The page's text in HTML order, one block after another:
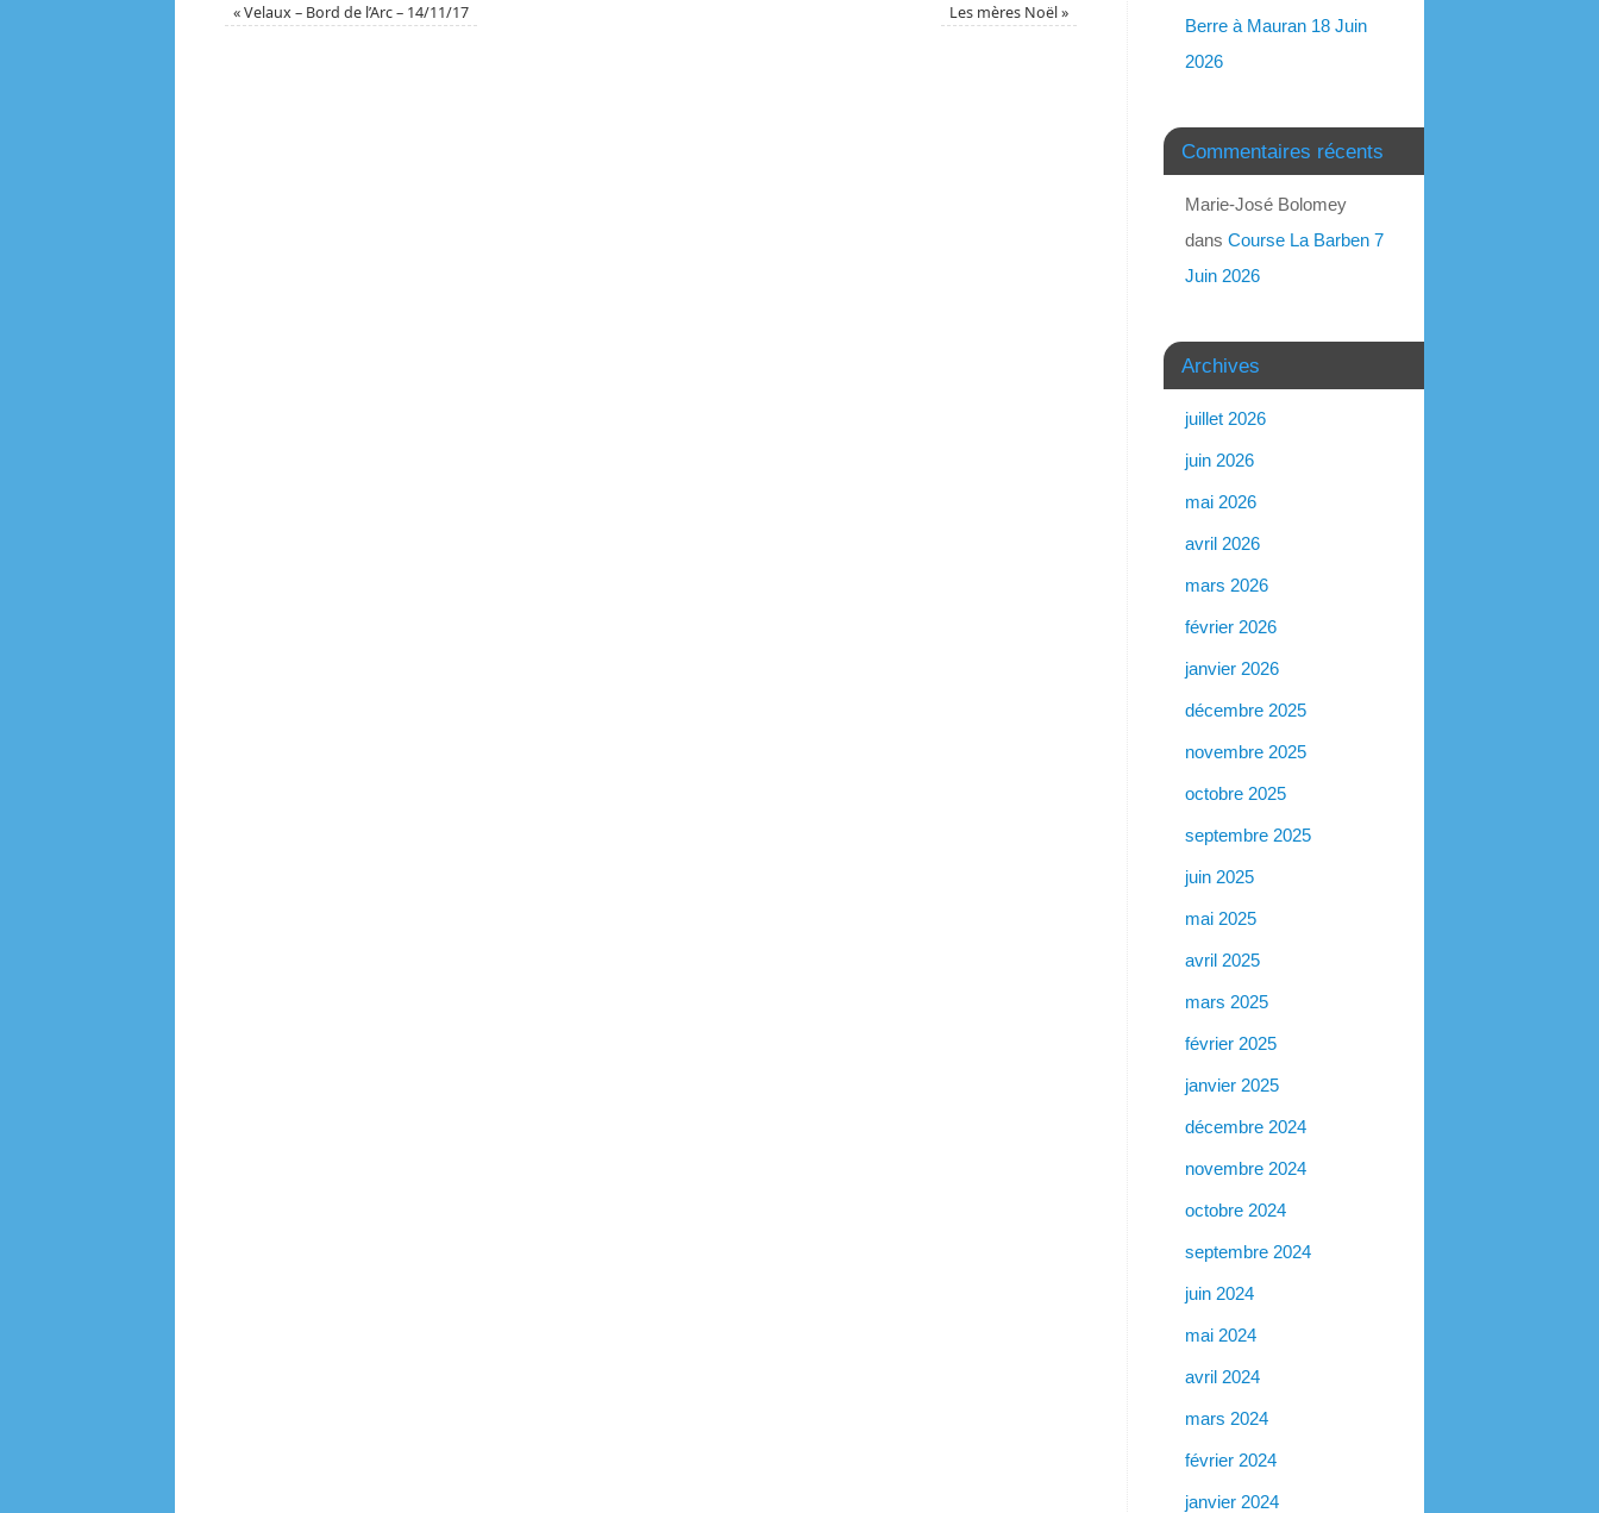
«Velaux – Bord de l’Arc – 14/11/17 Les mères Noël»
Berre à Mauran 18 Juin
2026
Commentaires récents
Marie-José Bolomey
dans Course La Barben 7
Juin 2026
Archives
juillet 2026
juin 2026
mai 2026
avril 2026
mars 2026
février 2026
janvier 2026
décembre 2025
novembre 2025
octobre 2025
septembre 2025
juin 2025
mai 2025
avril 2025
mars 2025
février 2025
janvier 2025
décembre 2024
novembre 2024
octobre 2024
septembre 2024
juin 2024
mai 2024
avril 2024
mars 2024
février 2024
janvier 2024